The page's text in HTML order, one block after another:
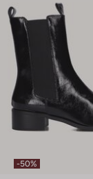
-50%